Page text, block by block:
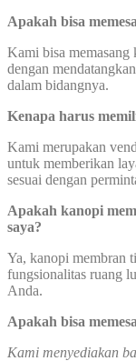
Apakah bisa
Kami bisa memasang
dengan
dalam bidangnya.
Kenapa harus
Kami merupakan
untuk memberikan
sesuai dengan
Apakah kanopi
saya?
Ya, kanopi membran
fungsionalitas ruang
Anda.
Apakah bisa
Kami menyediakan